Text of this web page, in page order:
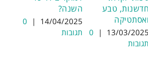
השנה?
14/04/2025
|
0
תגובות
חדשנות, טבע
ואסתטיקה
13/03/2025
|
0
תגובות